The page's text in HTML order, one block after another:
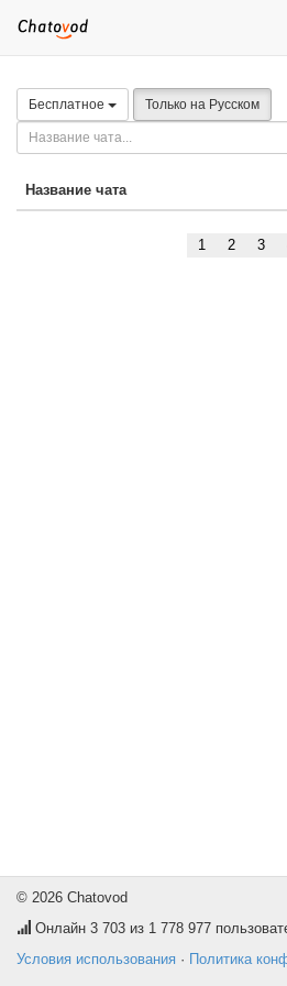
Бесплатное Только на Русском
Название чата
1 2 3
© 2026 Chatovod
Онлайн 3 703 из 1 778 977
Условия использования · Политика